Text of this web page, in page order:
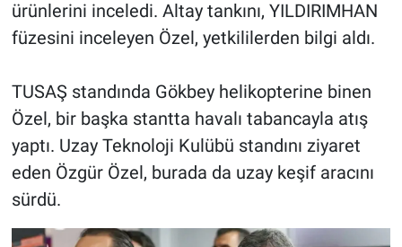
ürünlerini inceledi. Altay tankını, YILDIRIMHAN
füzesini inceleyen Özel, yetkililerden bilgi aldı.
TUSAŞ standında Gökbey helikopterine binen
Özel, bir başka stantta havalı tabancayla atış
yaptı. Uzay Teknoloji Kulübü standını ziyaret
eden Özgür Özel, burada da uzay keşif aracını
sürdü.